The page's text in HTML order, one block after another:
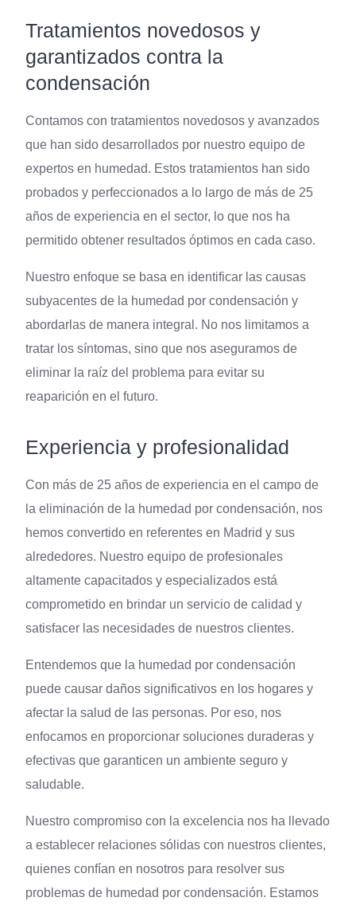
Tratamientos novedosos y
garantizados contra la
condensación
Contamos con tratamientos novedosos y avanzados
que han sido desarrollados por nuestro equipo de
expertos en humedad. Estos tratamientos han sido
probados y perfeccionados a lo largo de más de 25
años de experiencia en el sector, lo que nos ha
permitido obtener resultados óptimos en cada caso.
Nuestro enfoque se basa en identificar las causas
subyacentes de la humedad por condensación y
abordarlas de manera integral. No nos limitamos a
tratar los síntomas, sino que nos aseguramos de
eliminar la raíz del problema para evitar su
reaparición en el futuro.
Experiencia y profesionalidad
Con más de 25 años de experiencia en el campo de
la eliminación de la humedad por condensación, nos
hemos convertido en referentes en Madrid y sus
alrededores. Nuestro equipo de profesionales
altamente capacitados y especializados está
comprometido en brindar un servicio de calidad y
satisfacer las necesidades de nuestros clientes.
Entendemos que la humedad por condensación
puede causar daños significativos en los hogares y
afectar la salud de las personas. Por eso, nos
enfocamos en proporcionar soluciones duraderas y
efectivas que garanticen un ambiente seguro y
saludable.
Nuestro compromiso con la excelencia nos ha llevado
a establecer relaciones sólidas con nuestros clientes,
quienes confían en nosotros para resolver sus
problemas de humedad por condensación. Estamos